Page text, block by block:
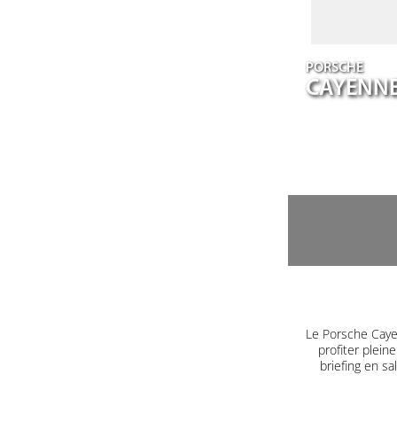
PORSCHE
Le Porsche
profiter
briefing en